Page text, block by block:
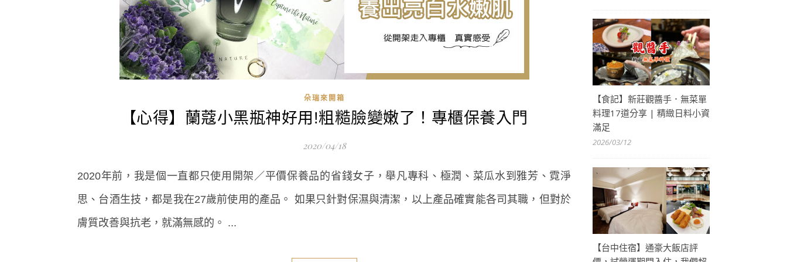
朵瑞來開箱
【心得】蘭蔻小黑瓶神好用!粗糙臉變嫩了！專櫃保養入門
2020/04/18
2020年前，我是個一直都只使用開架／平價保養品的省錢女子，舉凡專科、極潤、菜瓜水到雅芳、霓淨
思、台酒生技，都是我在27歲前使用的產品。 如果只針對保濕與清潔，以上產品確實能各司其職，但對於
膚質改善與抗老，就滿無感的。 ...
【食記】新莊觀醬手．無菜單
料理17道分享 | 精緻日料小資
滿足
2026/03/12
【台中住宿】通豪大飯店評